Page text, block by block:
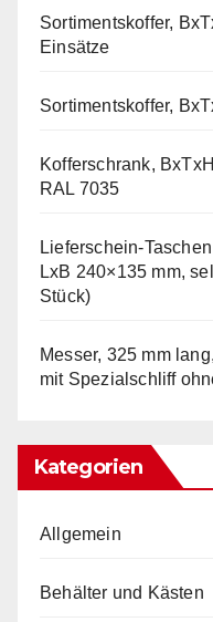
Sortimentskoffer,
Einsätze
Sortimentskoffer,
Kofferschrank,
RAL 7035
Lieferschein-
LxB 240×135 mm,
Stück)
Messer, 325 mm
mit Spezialschliff
Kategorien
Allgemein
Behälter und Kästen